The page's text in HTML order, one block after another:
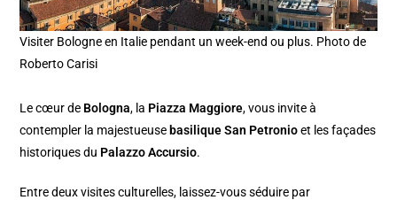
Visiter Bologne en Italie pendant un week-end ou plus. Photo de
Roberto Carisi
Le cœur de Bologna, la Piazza Maggiore, vous invite à
contempler la majestueuse basilique San Petronioet les façades
historiques du Palazzo Accursio.
Entre deux visites culturelles, laissez-vous séduire par